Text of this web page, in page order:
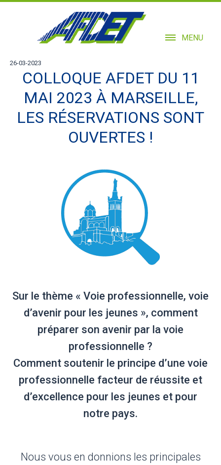
MENU
26-03-2023
COLLOQUE AFDET DU 11
MAI 2023 À MARSEILLE,
LES RÉSERVATIONS SONT
OUVERTES !
Sur le thème « Voie professionnelle, voie
d’avenir pour les jeunes », comment
préparer son avenir par la voie
professionnelle ?
Comment soutenir le principe d’une voie
professionnelle facteur de réussite et
d’excellence pour les jeunes et pour
notre pays.
Nous vous en donnions les principales